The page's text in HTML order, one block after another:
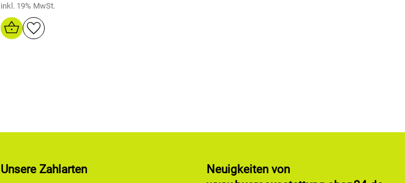
inkl. 19% MwSt.
Unsere Zahlarten
Neuigkeiten von